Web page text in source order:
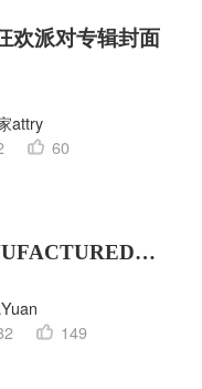
欢派对专辑封面
attry
60
版本
149